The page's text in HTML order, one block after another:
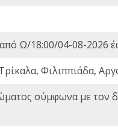
Ω/18:00/04-08-2026
Φιλιππιάδα,
σύμφωνα με τον